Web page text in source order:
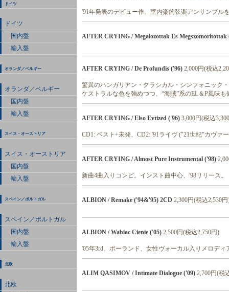
ドイツ
ドイツ
国内盤
輸入盤
オランダ／ベルギー
オランダ／ベルギー
国内盤
輸入盤
スイス・オーストリア
スイス・オーストリア
国内盤
輸入盤
スペイン／ポルトガル
スペイン／ポルトガル
国内盤
輸入盤
北欧
北欧
'91年発表のデビュー作。室内楽的弦楽アンサンブル
AFTER CRYING / Megalozottak Es Megszomoritottak
AFTER CRYING / De Profundis ('96) 2,000円(税込
驚異のハンガリアン・クラシカル・シンフォニック
ケストラルな色を強めつつ、“海賊”系のEL＆P風味
AFTER CRYING / Elso Evtized ('96) 3,000円(税込
CD1: ベスト+未発、CD2: '91ライヴ ("21世紀"カヴァ
AFTER CRYING / Almost Pure Instrumental ('98)
新曲4曲入りコンピ。インスト曲中心、'98リリース。
ALBION / Remake ('94&'95) 2CD 2,300円(税込2,530
ALBION / Wabiac Cienie ('05) 2,500円(税込2,750円)
'05年3rd。ポーランド、女性ヴォーカル入りメロディ
ALIM QASIMOV / Intimate Dialogue ('09) 2,700円(税